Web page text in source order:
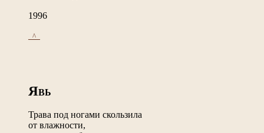
1996
_^_
ЯВЬ
Трава под ногами скользила
от влажности,